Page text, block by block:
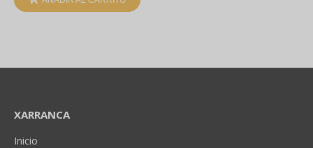
XARRANCA
Inicio